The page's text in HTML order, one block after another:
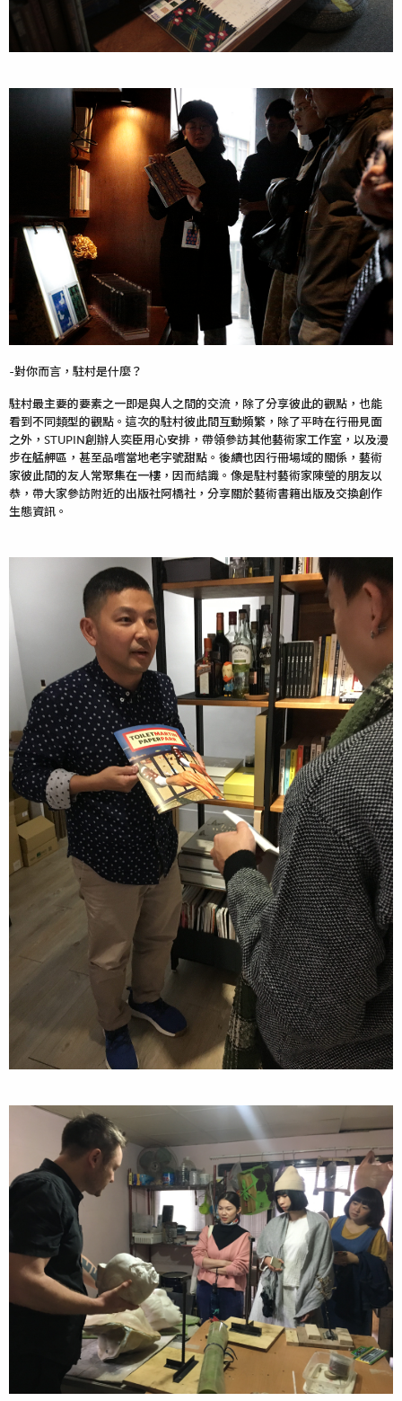
-對你而言，駐村是什麼？
駐村最主要的要素之一即是與人之間的交流，除了分享彼此的觀點，也能
看到不同類型的觀點。這次的駐村彼此間互動頻繁，除了平時在行冊見面
之外，STUPIN創辦人奕臣用心安排，帶領參訪其他藝術家工作室，以及漫
步在艋舺區，甚至品嚐當地老字號甜點。後續也因行冊場域的關係，藝術
家彼此間的友人常聚集在一樓，因而結識。像是駐村藝術家陳瑩的朋友以
恭，帶大家參訪附近的出版社阿橋社，分享關於藝術書籍出版及交換創作
生態資訊。